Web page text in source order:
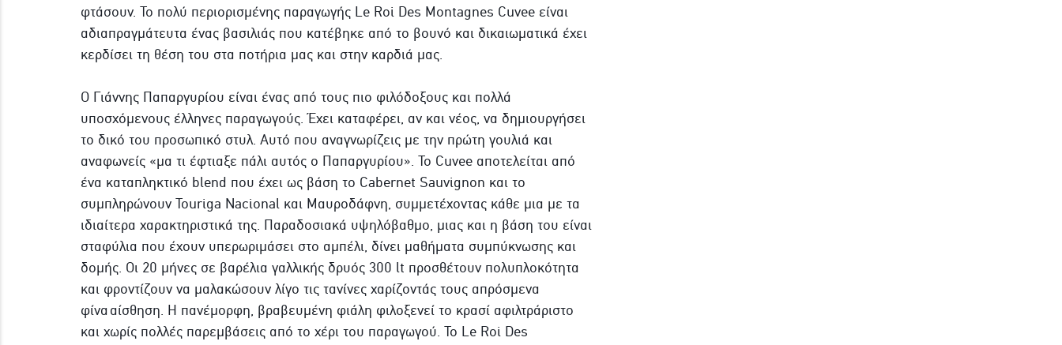
φτάσουν. Το πολύ περιορισμένης παραγωγής Le Roi Des Montagnes Cuvee είναι
αδιαπραγμάτευτα ένας βασιλιάς που κατέβηκε από το βουνό και δικαιωματικά έχει
κερδίσει τη θέση του στα ποτήρια μας και στην καρδιά μας.
Ο Γιάννης Παπαργυρίου είναι ένας από τους πιο φιλόδοξους και πολλά
υποσχόμενους έλληνες παραγωγούς. Έχει καταφέρει, αν και νέος, να δημιουργήσει
το δικό του προσωπικό στυλ. Αυτό που αναγνωρίζεις με την πρώτη γουλιά και
αναφωνείς «μα τι έφτιαξε πάλι αυτός ο Παπαργυρίου». Το Cuvee αποτελείται από
ένα καταπληκτικό blend που έχει ως βάση το Cabernet Sauvignon και το
συμπληρώνουν Touriga Nacional και Μαυροδάφνη, συμμετέχοντας κάθε μια με τα
ιδιαίτερα χαρακτηριστικά της. Παραδοσιακά υψηλόβαθμο, μιας και η βάση του είναι
σταφύλια που έχουν υπερωριμάσει στο αμπέλι, δίνει μαθήματα συμπύκνωσης και
δομής. Οι 20 μήνες σε βαρέλια γαλλικής δρυός 300 lt προσθέτουν πολυπλοκότητα
και φροντίζουν να μαλακώσουν λίγο τις τανίνες χαρίζοντάς τους απρόσμενα
φίνα αίσθηση. Η πανέμορφη, βραβευμένη φιάλη φιλοξενεί το κρασί αφιλτράριστο
και χωρίς πολλές παρεμβάσεις από το χέρι του παραγωγού. Το Le Roi Des